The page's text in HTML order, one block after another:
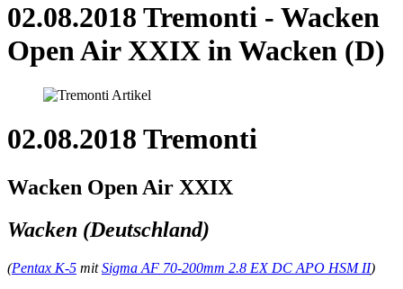
02.08.2018 Tremonti - Wacken
Open Air XXIX in Wacken (D)
02.08.2018 Tremonti
Wacken Open Air XXIX
Wacken (Deutschland)
(Pentax K-5 mitSigma AF 70-200mm 2.8 EX DC APO HSM II)